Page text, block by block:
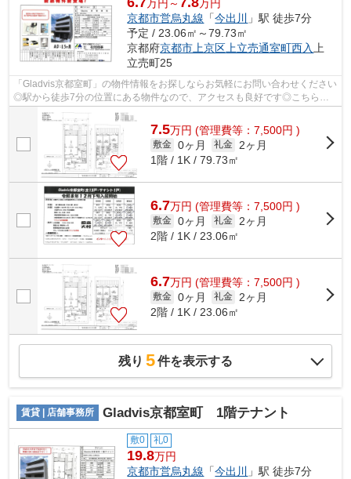
万円～
万円
京都市営烏丸線 「今出川
」駅 徒歩7分
予定 / 23.06㎡～79.73㎡
京都府京都市上京区上立売通室町西入上
立売町25
「Gladvis京都室町」の物件情報をお探しならお気軽にお問い合わせください
◎駅から徒歩7分の位置にある物件なので、アクセスも良好です◎こちらの
物件はマンションです◎当社は賃貸物件情...
7.5万円 (管理費等：7,500円 )
敷金 0ヶ月 礼金
2ヶ月
1階 / 1K / 79.73㎡
6.7万円 (管理費等：7,500円 )
敷金 0ヶ月 礼金
2ヶ月
2階 / 1K / 23.06㎡
6.7万円 (管理費等：7,500円 )
敷金 0ヶ月 礼金
2ヶ月
2階 / 1K / 23.06㎡
残り 5件を表示する
賃貸 | 店舗事務所 Gladvis京都室町 1階テナント
敷0 礼0
19.8万円
京都市営烏丸線 「今出川
」駅 徒歩7分